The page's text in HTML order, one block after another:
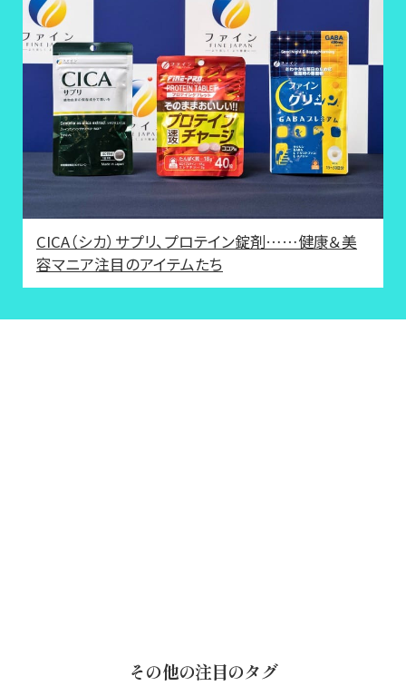
CICA（シカ）サプリ、プロテイン錠剤……健康＆美
容マニア注目のアイテムたち
その他の注目のタグ